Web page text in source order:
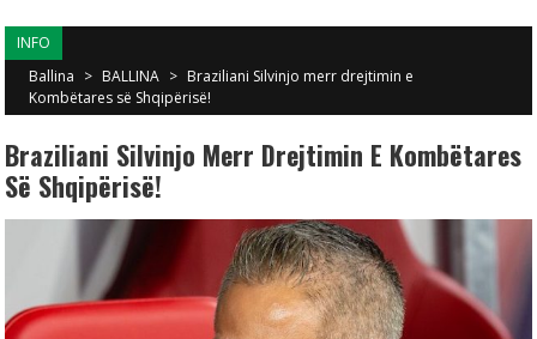
INFO
Ballina > BALLINA > Braziliani Silvinjo merr drejtimin e
Kombëtares së Shqipërisë!
Braziliani Silvinjo Merr Drejtimin E Kombëtares
Së Shqipërisë!